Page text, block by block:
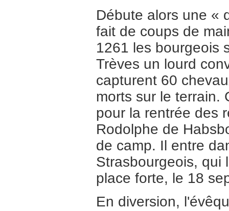
Débute alors une «
fait de coups de
1261 les bourgeois
Trèves un lourd
capturent 60
morts sur le terrain.
pour la rentrée des
Rodolphe de
de camp. Il entre
Strasbourgeois, qui
place forte, le 18
En diversion,